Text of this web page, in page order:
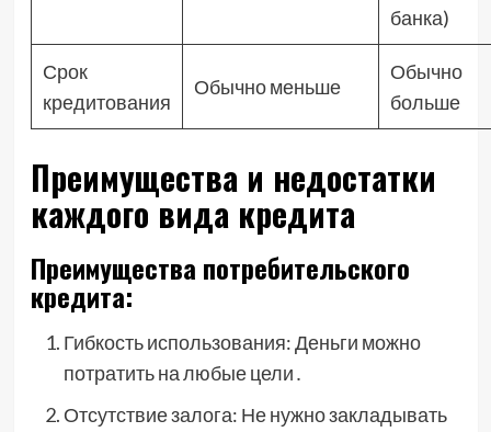
банка)
Срок
кредитования
Обычно меньше
Обычно
больше
Преимущества и недостатки
каждого вида кредита
Преимущества потребительского
кредита:
Гибкость использования: Деньги можно
потратить на любые цели․
Отсутствие залога: Не нужно закладывать